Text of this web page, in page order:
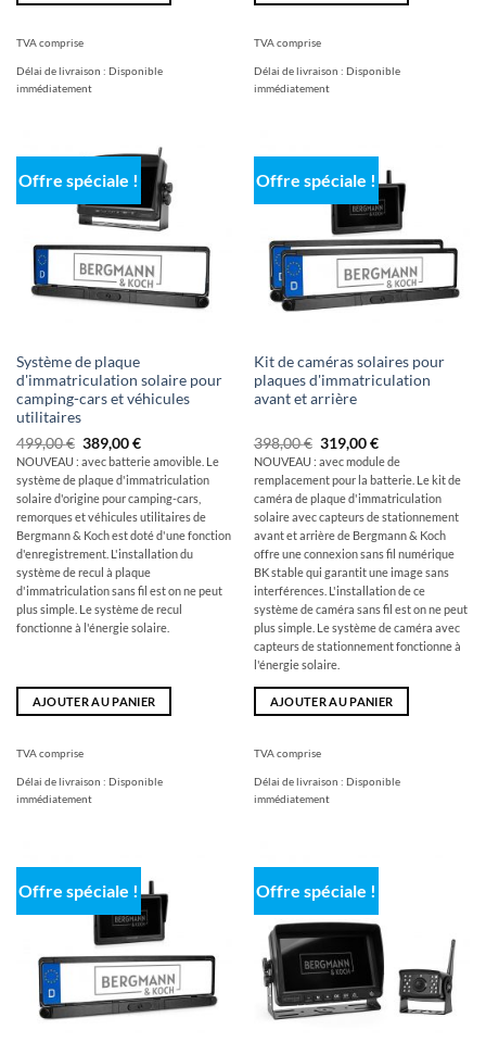
TVA comprise
Délai de livraison : Disponible
immédiatement
TVA comprise
Délai de livraison : Disponible
immédiatement
Offre spéciale !
Système de plaque
d'immatriculation solaire pour
camping-cars et véhicules
utilitaires
499,00€ Le
prix
initial
était
de
:
499,00
€
389,00€Le
prix
actuel
est
de
389,00
€.
NOUVEAU : avec batterie amovible. Le
système de plaque d'immatriculation
solaired'originepour camping-cars,
remorques et véhicules utilitairesde
Bergmann & Koch est doté d'une fonction
d'enregistrement. L'installation du
système de recul à plaque
d'immatriculation sans fil est on ne peut
plus simple. Le système de recul
fonctionne à l'énergie solaire.
AJOUTER AU PANIER
TVA comprise
Délai de livraison : Disponible
immédiatement
Offre spéciale !
Kit de caméras solaires pour
plaques d'immatriculation
avant et arrière
398,00€ Le
prix
initial
était
de
:
398,00
€
319,00€Le
prix
actuel
est
de
:
319,00
€.
NOUVEAU : avec module de
remplacement pour la batterie. Le kit de
caméra de plaque d'immatriculation
solaire avec capteurs de stationnement
avant et arrière de Bergmann & Koch
offre une connexion sans fil numérique
BK stable qui garantit une image sans
interférences. L'installation de ce
système de caméra sans fil est on ne peut
plus simple. Le système de caméra avec
capteurs de stationnement fonctionne à
l'énergie solaire.
AJOUTER AU PANIER
TVA comprise
Délai de livraison : Disponible
immédiatement
Offre spéciale ! Offre spéciale !